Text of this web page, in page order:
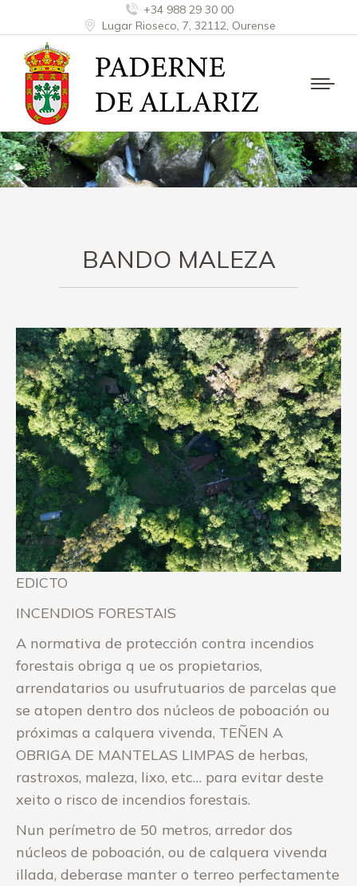
+34 988 29 30 00
Lugar Rioseco, 7, 32112, Ourense
BANDO MALEZA
EDICTO
INCENDIOS FORESTAIS
A normativa de protección contra incendios
forestais obriga q ue os propietarios,
arrendatarios ou usufrutuarios de parcelas que
se atopen dentro dos núcleos de poboación ou
próximas a calquera vivenda, TEÑEN A
OBRIGA DE MANTELAS LIMPAS de herbas,
rastroxos, maleza, lixo, etc… para evitar deste
xeito o risco de incendios forestais.
Nun perímetro de 50 metros, arredor dos
núcleos de poboación, ou de calquera vivenda
illada, deberase manter o terreo perfectamente